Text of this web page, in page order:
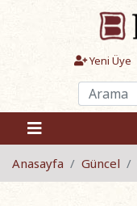
Yeni Üye
Anasayfa Güncel